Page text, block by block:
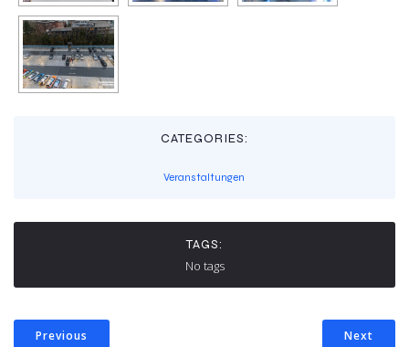
CATEGORIES:
Veranstaltungen
TAGS:
No tags
Previous Next